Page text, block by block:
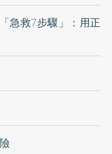
急救7步驟」：用正